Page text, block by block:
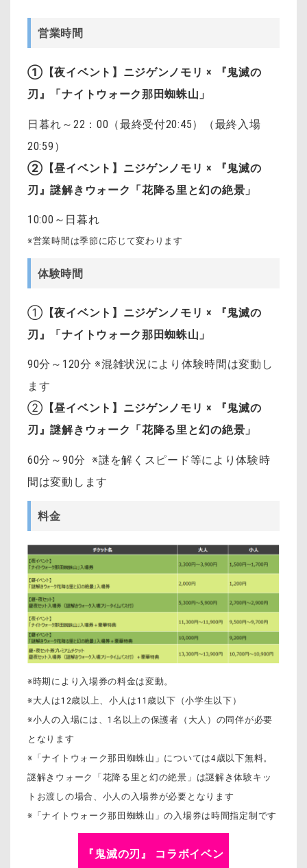
営業時間
①【夜イベント】ニジゲンノモリ × 『鬼滅の
刃』「ナイトウォーク那田蜘蛛山」
日暮れ～22：00（最終受付20:45）（最終入場
20:59）
② 【昼イベント】ニジゲンノモリ × 『鬼滅の
刃』謎解きウォーク「花降る里と幻の絶景」
10:00～日暮れ
※営業時間は季節に応じて変わります
体験時間
① 【夜イベント】ニジゲンノモリ × 『鬼滅の
刃』「ナイトウォーク那田蜘蛛山」
90分～120分 ※混雑状況により体験時間は変動し
ます
② 【昼イベント】ニジゲンノモリ × 『鬼滅の
刃』謎解きウォーク「花降る里と幻の絶景」
60分～90分 ※謎を解くスピード等により体験時
間は変動します
料金
※時期により入場券の料金は変動。
※大人は12歳以上、小人は11歳以下（小学生以下）
※小人の入場には、1名以上の保護者（大人）の同伴が必要
となります
※「ナイトウォーク那田蜘蛛山」については4歳以下無料。
謎解きウォーク「花降る里と幻の絶景」は謎解き体験キッ
トお渡しの場合、小人の入場券が必要となります
※「ナイトウォーク那田蜘蛛山」の入場券は時間指定制です
『鬼滅の刃』 コラボイベン